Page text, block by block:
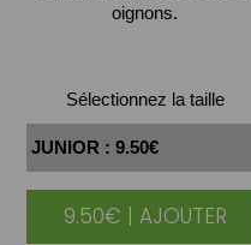
oignons.
Sélectionnez la taille
|
9.50€ | AJOUTER